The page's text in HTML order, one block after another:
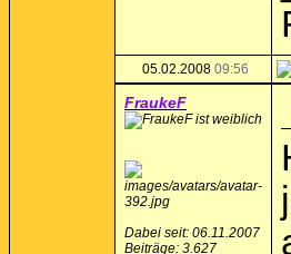
05.02.2008 09:56
FraukeF
Dabei seit: 06.11.2007
Beiträge: 3.627